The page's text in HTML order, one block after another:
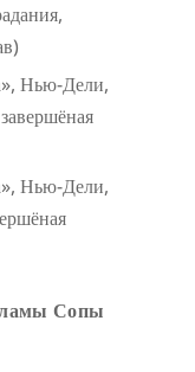
Нью-Дели,
Нью-Дели,
ламы Сопы